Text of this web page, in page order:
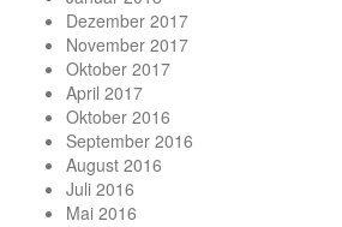
Dezember 2017
November 2017
Oktober 2017
April 2017
Oktober 2016
September 2016
August 2016
Juli 2016
Mai 2016